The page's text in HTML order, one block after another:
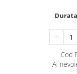
Cod
Ai